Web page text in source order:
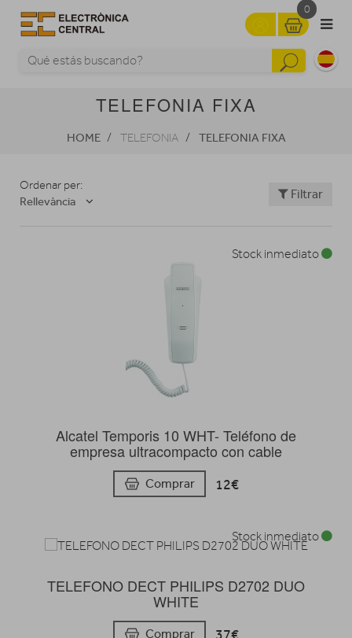
0
TELEFONIA FIXA
HOME TELEFONIA TELEFONIA FIXA
Ordenar per:
Rellevància
Filtrar
Alcatel Temporis 10 WHT- Teléfono de
empresa ultracompacto con cable
Comprar 12€
Stock inmediato
TELEFONO DECT PHILIPS D2702 DUO
WHITE
Comprar
Stock inmediato